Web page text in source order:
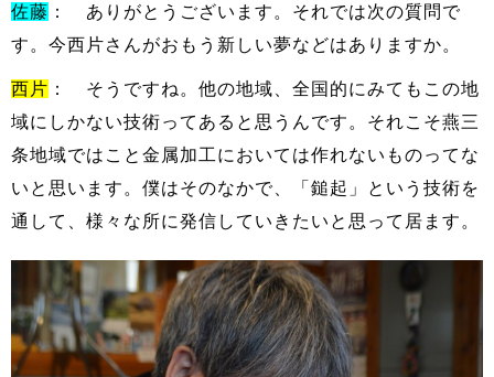
佐藤 ： ありがとうございます。それでは次の質問で
す。今西片さんがおもう新しい夢などはありますか。
西片 ： そうですね。他の地域、全国的にみてもこの地
域にしかない技術ってあると思うんです。それこそ燕三
条地域ではこと金属加工においては作れないものってな
いと思います。僕はそのなかで、「鎚起」という技術を
通して、様々な所に発信していきたいと思って居ます。